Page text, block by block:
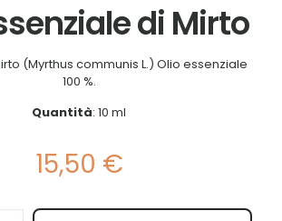
di Mirto
(Myrthus communis L.) Olio essenziale
100 %.
Quantità: 10 ml
15,50 €